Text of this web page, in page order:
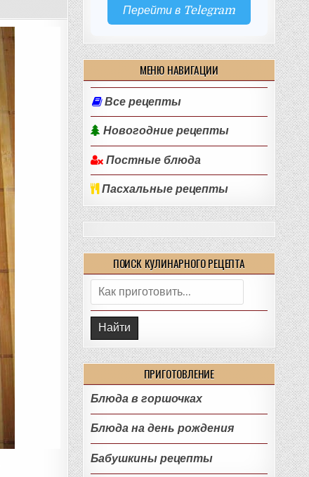
Перейти в Telegram
МЕНЮ НАВИГАЦИИ
Все рецепты
Новогодние рецепты
Постные блюда
Пасхальные рецепты
ПОИСК КУЛИНАРНОГО РЕЦЕПТА
Поиск:
ПРИГОТОВЛЕНИЕ
Блюда в горшочках
Блюда на день рождения
Бабушкины рецепты